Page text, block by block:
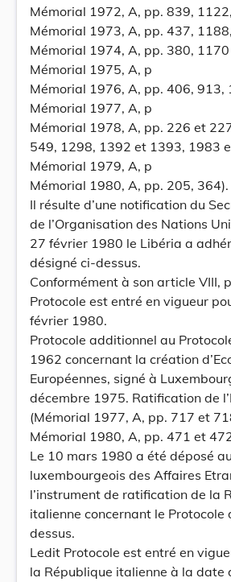
Mémorial 1972, A, pp. 839,
Mémorial 1973, A, pp. 437,
Mémorial 1974, A, pp. 380, 1170
Mémorial 1975, A, p
Mémorial 1976, A, pp. 406, 913,
Mémorial 1977, A, p
Mémorial 1978, A, pp. 226 et
549, 1298, 1392 et 1393, 1983
Mémorial 1979, A, p
Mémorial 1980, A, pp. 205, 364).
Il résulte d’une notification du
de l’Organisation des Nations
27 février 1980 le Libéria a
désigné ci-dessus.
Conformément à son article VIII,
Protocole est entré en vigueur
février 1980.
Protocole additionnel au
1962 concernant la création
Européennes, signé à
décembre 1975. Ratification de
(Mémorial 1977, A, pp. 717 et
Mémorial 1980, A, pp. 471 et
Le 10 mars 1980 a été déposé
luxembourgeois des Affaires
l’instrument de ratification de la
italienne concernant le Protocole
dessus.
Ledit Protocole est entré en
la République italienne à la date